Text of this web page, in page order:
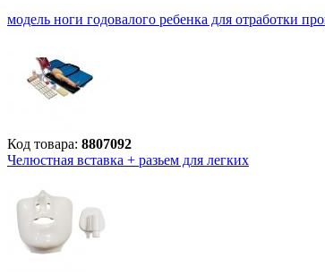
модель ноги годовалого ребенка для отработки
Код товара: 8807092
Челюстная вставка + разьем для легких